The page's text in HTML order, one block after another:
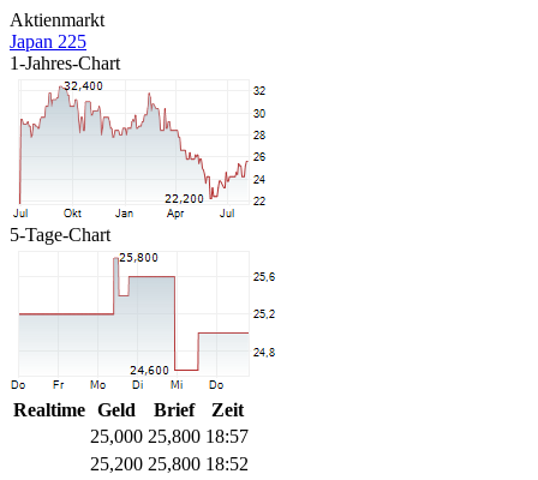
Aktienmarkt
Japan 225
1-Jahres-Chart
5-Tage-Chart
Realtime Geld Brief
Zeit
25,000 25,800 18:57
25,200 25,800 18:52